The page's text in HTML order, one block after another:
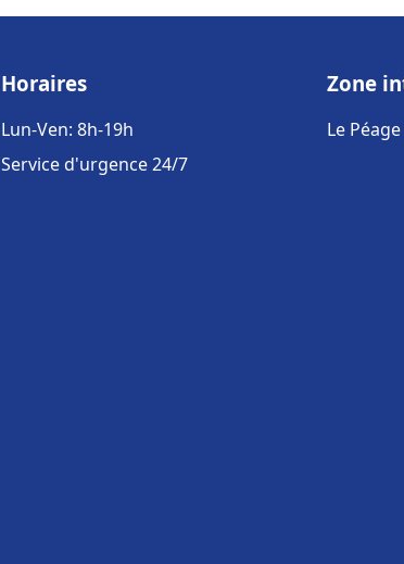
Horaires
Lun-Ven: 8h-19h
Service d'urgence 24/7
Zone
Le